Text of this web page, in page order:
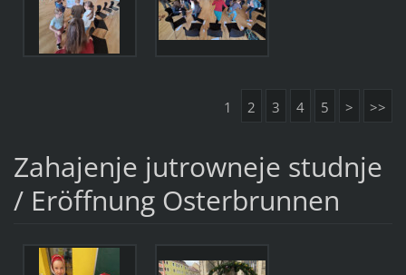
1 2 3 4 5 > >>
Zahajenje jutrowneje studnje
/ Eröffnung Osterbrunnen